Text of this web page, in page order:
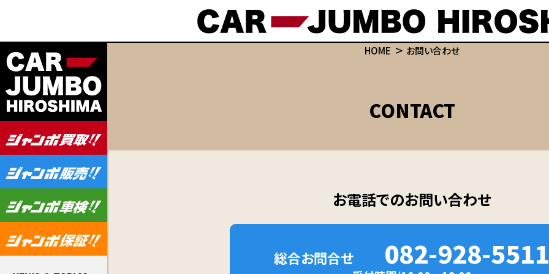
HOME お問い合わせ
CONTACT
お電話でのお問い合わせ
総合お問合せ 082-928-5511